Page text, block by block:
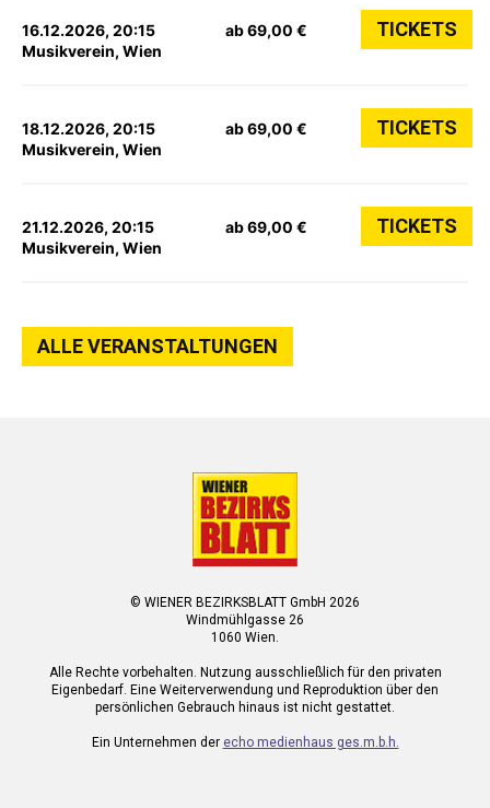
16.12.2026, 20:15
Musikverein, Wien
ab 69,00 € TICKETS
18.12.2026, 20:15
Musikverein, Wien
ab 69,00 € TICKETS
21.12.2026, 20:15
Musikverein, Wien
ab 69,00 € TICKETS
ALLE VERANSTALTUNGEN
© WIENER BEZIRKSBLATT GmbH 2026
Windmühlgasse 26
1060 Wien.
Alle Rechte vorbehalten. Nutzung ausschließlich für den privaten
Eigenbedarf. Eine Weiterverwendung und Reproduktion über den
persönlichen Gebrauch hinaus ist nicht gestattet.
Ein Unternehmen der echo medienhaus ges.m.b.h.